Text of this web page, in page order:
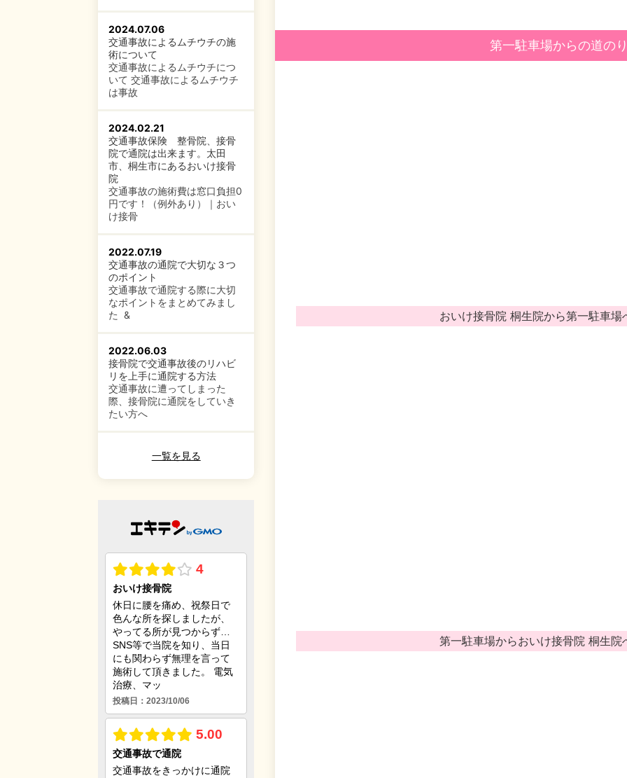
2024.07.06
交通事故によるムチウチの施
術について
交通事故によるムチウチにつ
いて 交通事故によるムチウチ
は事故
2024.02.21
交通事故保険 整骨院、接骨
院で通院は出来ます。太田
市、桐生市にあるおいけ接骨
院
交通事故の施術費は窓口負担0
円です！（例外あり）｜おい
け接骨
2022.07.19
交通事故の通院で大切な３つ
のポイント
交通事故で通院する際に大切
なポイントをまとめてみまし
た &
2022.06.03
接骨院で交通事故後のリハビ
リを上手に通院する方法
交通事故に遭ってしまった
際、接骨院に通院をしていき
たい方へ
一覧を見る
第一駐車場からの道の
おいけ接骨院 桐生院から第一駐車場
第一駐車場からおいけ接骨院 桐生院